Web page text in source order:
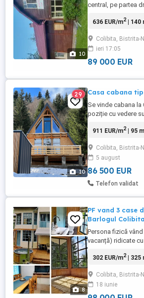
10
central, pe partea
vedere frumoasa
suprafata utila: 140
terenului: 493 mp -
,1 sufragerie, ...
636 EUR/m2| 140
Colibita, Bistrita-
ieri 17:05
89 000 EUR
10
29 Casa cabana
Se vinde cabana
poziție cu vedere
formata din 2
openspace , baie ,
Terasa generoasa .
Teren 300 ...
911 EUR/m2| 95 m
Colibita, Bistrita-
5 august
86 500 EUR
Telefon validat
8
PF vand 3 case
Barlogul Colibita
Persona fizică
vacanță) ridicate
(cele 2 din
săptămână.
teren generos de
Alimentate cu ...
302 EUR/m2| 325
Colibita, Bistrita-
18 iunie